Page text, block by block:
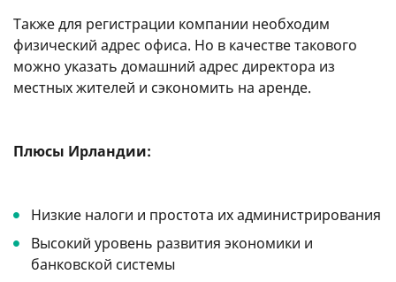
Также для регистрации компании необходим
физический адрес офиса. Но в качестве такового
можно указать домашний адрес директора из
местных жителей и сэкономить на аренде.
Плюсы Ирландии:
Низкие налоги и простота их администрирования
Высокий уровень развития экономики и
банковской системы